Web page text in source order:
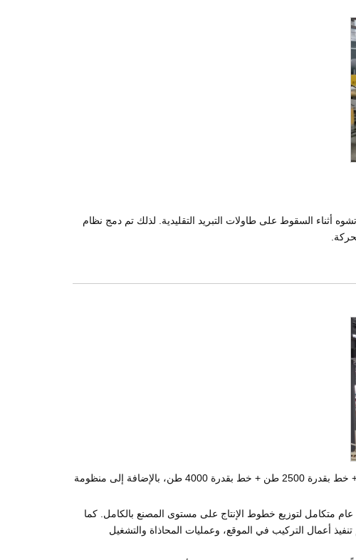
أثناء السقوط على طاولات التبريد التقليدية. لذلك تم دمج نظام
6 خطوط بقدرة 700 طن + 22 خط بقدرة 1250 طن + 13 خط بقدرة 1450 طن + خطان بقدرة 1800 طن + خط بقدرة 2500 طن + خط بقدرة 4000 طن، بالإضافة إلى منظومة
متكامل لتوزيع خطوط الإنتاج على مستوى المصنع بالكامل. كما
أعمال التركيب في الموقع، وعمليات المحاذاة والتشغيل